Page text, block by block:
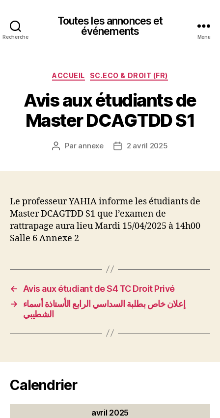
Recherche
Toutes les annonces et
événements
Menu
Catégories
ACCUEIL SC.ECO & DROIT (FR)
Avis aux étudiants de
Master DCAGTDD S1
Auteur
Par annexe
Date2 avril 2025
Le professeur YAHIA informe les étudiants de
Master DCAGTDD S1 que l’examen de
rattrapage aura lieu Mardi 15/04/2025 à 14h00
Salle 6 Annexe 2
←
Avis aux étudiant de S4 TC Droit Privé
→
إعلان خاص بطلبة السداسي الرابع الأستاذة أسماء
الشطيبي
Calendrier
avril 2025